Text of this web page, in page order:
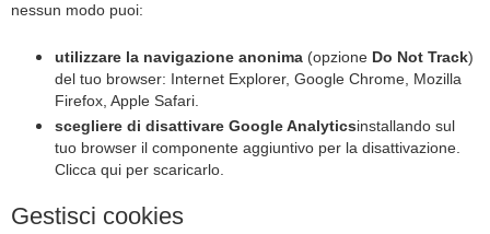
nessun modo puoi:
utilizzare la navigazione anonima (opzione Do Not Track)
del tuo browser: Internet Explorer, Google Chrome Mozilla
Firefox Apple Safari
scegliere di disattivare Google Analyticsinstallando sul
tuo browser il componente aggiuntivo per la disattivazione.
Clicca qui per scaricarlo
Gestisci cookies